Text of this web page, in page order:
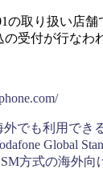
取り扱い店舗
の受付が行なわ
外でも利用でき
Global
方式の海外